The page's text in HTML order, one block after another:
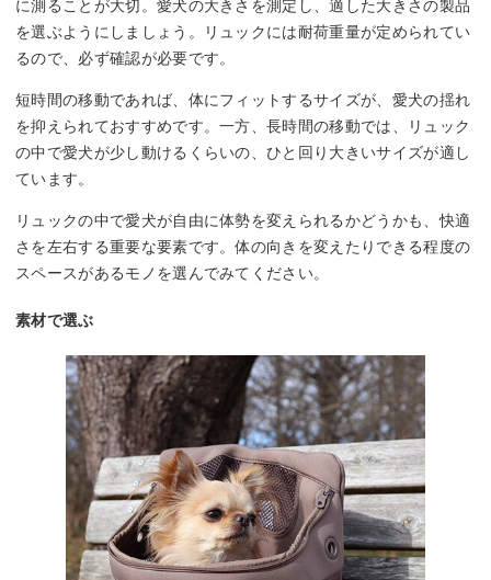
に測ることが大切。愛犬の大きさを測定し、適した大きさの製品
を選ぶようにしましょう。リュックには耐荷重量が定められてい
るので、必ず確認が必要です。
短時間の移動であれば、体にフィットするサイズが、愛犬の揺れ
を抑えられておすすめです。一方、長時間の移動では、リュック
の中で愛犬が少し動けるくらいの、ひと回り大きいサイズが適し
ています。
リュックの中で愛犬が自由に体勢を変えられるかどうかも、快適
さを左右する重要な要素です。体の向きを変えたりできる程度の
スペースがあるモノを選んでみてください。
素材で選ぶ